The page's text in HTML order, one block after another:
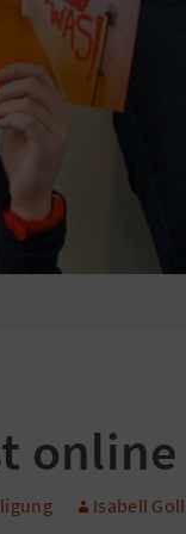
online
Isabell Goll